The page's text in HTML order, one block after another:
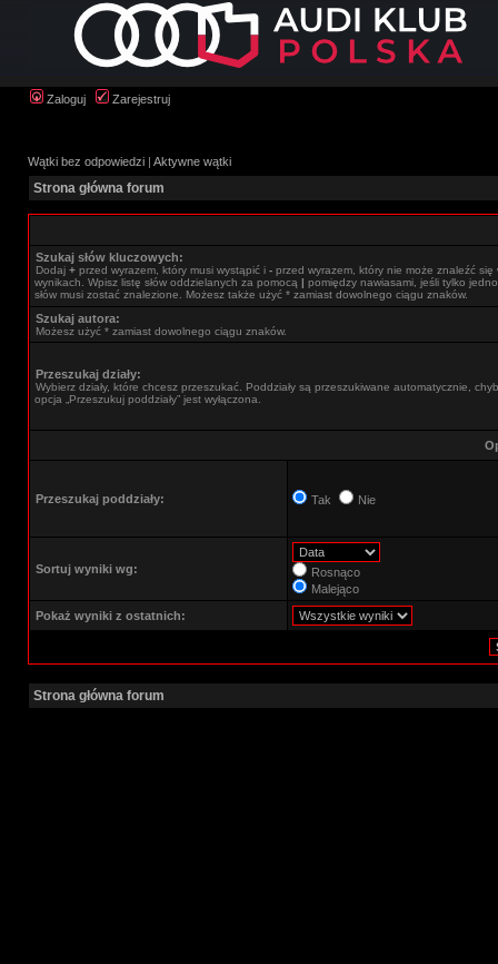
Zaloguj Zarejestruj
Wątki bez odpowiedzi | Aktywne wątki
Strona główna forum
Szukaj słów kluczowych:
Dodaj + przed wyrazem, który musi wystąpić i - przed wyrazem, który nie może znaleźć się
wynikach. Wpisz listę słów oddzielanych za pomocą | pomiędzy nawiasami, jeśli tylko
słów musi zostać znalezione. Możesz także użyć * zamiast dowolnego ciągu znaków.
Szukaj autora:
Możesz użyć * zamiast dowolnego ciągu znaków.
Przeszukaj działy:
Wybierz działy, które chcesz przeszukać. Poddziały są przeszukiwane automatycznie,
opcja „Przeszukuj poddziały” jest wyłączona.
Przeszukaj poddziały: Tak Nie
Sortuj wyniki wg:
Rosnąco
Malejąco
Pokaż wyniki z ostatnich:
Strona główna forum